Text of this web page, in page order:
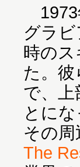
1973
グラ
時の
た。
で、
とに
その
The